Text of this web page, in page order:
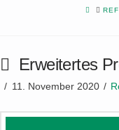
HOME
Erweitertes
11. November 2020